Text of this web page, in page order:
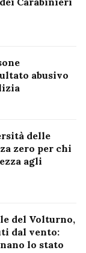
abusivo
delle
zero per chi
agli
del Volturno,
dal vento:
lo stato